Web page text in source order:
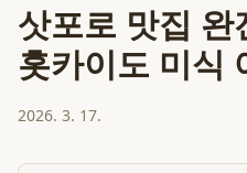
삿포로 맛집
홋카이도 미식
2026. 3. 17.